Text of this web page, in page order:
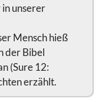
in unserer
Mensch hieß
der Bibel
(Sure 12:
erzählt.